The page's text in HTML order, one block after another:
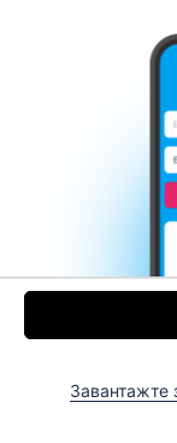
Завантажте
© 2006–2026